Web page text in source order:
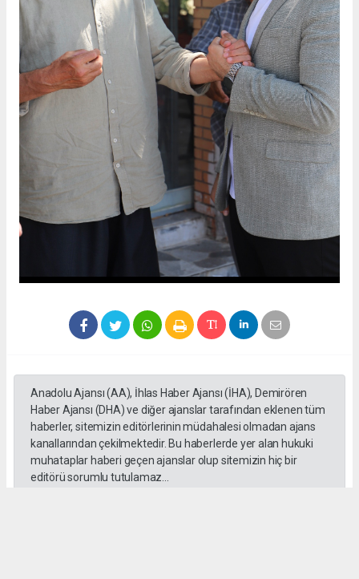
Anadolu Ajansı (AA), İhlas Haber Ajansı (İHA), Demirören
Haber Ajansı (DHA) ve diğer ajanslar tarafından eklenen tüm
haberler, sitemizin editörlerinin müdahalesi olmadan ajans
kanallarından çekilmektedir. Bu haberlerde yer alan hukuki
muhataplar haberi geçen ajanslar olup sitemizin hiç bir
editörü sorumlu tutulamaz...